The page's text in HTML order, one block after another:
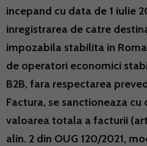
incepand cu data de 1 iulie
inregistrarea de catre
impozabila stabilita in
de operatori economici
B2B, fara respectarea
Factura, se sanctioneaza cu
valoarea totala a facturii
alin. 2 din OUG 120/2021,